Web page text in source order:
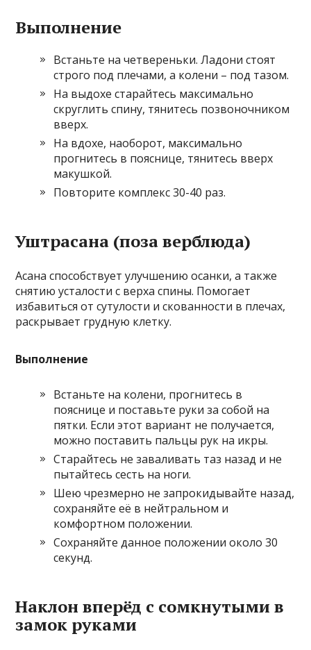
Выполнение
Встаньте на четвереньки. Ладони стоят
строго под плечами, а колени – под тазом.
На выдохе старайтесь максимально
скруглить спину, тянитесь позвоночником
вверх.
На вдохе, наоборот, максимально
прогнитесь в пояснице, тянитесь вверх
макушкой.
Повторите комплекс 30-40 раз.
Уштрасана (поза верблюда)
Асана способствует улучшению осанки, а также
снятию усталости с верха спины. Помогает
избавиться от сутулости и скованности в плечах,
раскрывает грудную клетку.
Выполнение
Встаньте на колени, прогнитесь в
пояснице и поставьте руки за собой на
пятки. Если этот вариант не получается,
можно поставить пальцы рук на икры.
Старайтесь не заваливать таз назад и не
пытайтесь сесть на ноги.
Шею чрезмерно не запрокидывайте назад,
сохраняйте её в нейтральном и
комфортном положении.
Сохраняйте данное положении около 30
секунд.
Наклон вперёд с сомкнутыми в
замок руками